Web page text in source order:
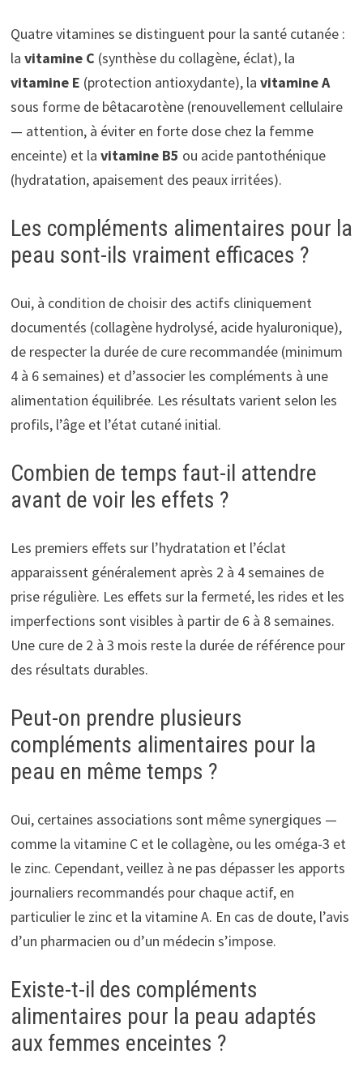
Quatre vitamines se distinguent pour la santé cutanée :
la vitamine C (synthèse du collagène, éclat), la
vitamine E (protection antioxydante), la vitamine A
sous forme de bêtacarotène (renouvellement cellulaire
— attention, à éviter en forte dose chez la femme
enceinte) et la vitamine B5 ou acide pantothénique
(hydratation, apaisement des peaux irritées).
Les compléments alimentaires pour la
peau sont-ils vraiment efficaces ?
Oui, à condition de choisir des actifs cliniquement
documentés (collagène hydrolysé, acide hyaluronique),
de respecter la durée de cure recommandée (minimum
4 à 6 semaines) et d’associer les compléments à une
alimentation équilibrée. Les résultats varient selon les
profils, l’âge et l’état cutané initial.
Combien de temps faut-il attendre
avant de voir les effets ?
Les premiers effets sur l’hydratation et l’éclat
apparaissent généralement après 2 à 4 semaines de
prise régulière. Les effets sur la fermeté, les rides et les
imperfections sont visibles à partir de 6 à 8 semaines.
Une cure de 2 à 3 mois reste la durée de référence pour
des résultats durables.
Peut-on prendre plusieurs
compléments alimentaires pour la
peau en même temps ?
Oui, certaines associations sont même synergiques —
comme la vitamine C et le collagène, ou les oméga-3 et
le zinc. Cependant, veillez à ne pas dépasser les apports
journaliers recommandés pour chaque actif, en
particulier le zinc et la vitamine A. En cas de doute, l’avis
d’un pharmacien ou d’un médecin s’impose.
Existe-t-il des compléments
alimentaires pour la peau adaptés
aux femmes enceintes ?